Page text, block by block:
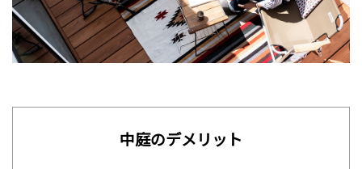
中庭のデメリット